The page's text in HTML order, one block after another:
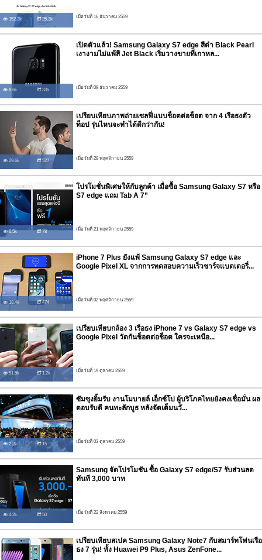
152.2k 25.3k เมื่อวันที่ 16 ธันวาคม 2559
8.6k 335
เปิดตัวแล้ว! Samsung Galaxy S7 edge สีดำ Black Pearl
เงางามไม่แพ้สี Jet Black เริ่มวางขายที่เกาหล...
เมื่อวันที่ 09 ธันวาคม 2559
29.6k 527
เปรียบเทียบภาพถ่ายเซลฟี่แบบช็อตต่อช็อต จาก 4 เรือธงตัว
ท็อป รุ่นไหนจะทำได้ดีกว่ากัน!
เมื่อวันที่ 28 พฤศจิกายน 2559
6.5k 78
โปรโมชั่นพิเศษให้กับลูกค้า เมื่อซื้อ Samsung Galaxy S7 หรือ
S7 edge แถม Tab A 7”
เมื่อวันที่ 21 พฤศจิกายน 2559
18.4k 474
iPhone 7 Plus ยังแพ้ Samsung Galaxy S7 edge และ
Google Pixel XL จากการทดสอบความเร็วชาร์จแบตเตอรี่...
เมื่อวันที่ 02 พฤศจิกายน 2559
51.5k 1.2k
เปรียบเทียบกล้อง 3 เรือธง iPhone 7 vs Galaxy S7 edge vs
Google Pixel วัดกันช็อตต่อช็อต ใครจะเหนือ...
เมื่อวันที่ 19 ตุลาคม 2559
2.2k 15
ซัมซุงยิ้มรับ งานโมบายล์ เอ็กซ์โป ผู้บริโภคไทยยังคงเชื่อมั่น ผล
ตอบรับดี คนทะลักบูธ หลังจัดเต็มนวั...
เมื่อวันที่ 03 ตุลาคม 2559
4.2k 50
Samsung จัดโปรโมชัน ซื้อ Galaxy S7 edge/S7 รับส่วนลด
ทันที 3,000 บาท
เมื่อวันที่ 22 สิงหาคม 2559
เปรียบเทียบสเปค Samsung Galaxy Note7 กับสมาร์ทโฟนเรือ
ธง 7 รุ่น! ทั้ง Huawei P9 Plus, Asus ZenFone...